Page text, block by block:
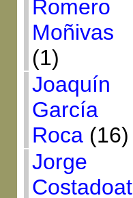
Romero
Moñivas
(1)
Joaquín
García
Roca(16)
Jorge
Costadoat